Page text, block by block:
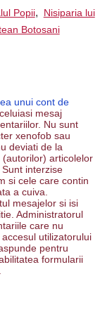
Popii,
Nisiparia lui
Botosani
unui cont de
mesaj
Nu sunt
xenofob sau
deviati de la
articolelor
interzise
si cele care contin
a cuiva.
mesajelor si isi
Administratorul
care nu
utilizatorului
pentru
formularii